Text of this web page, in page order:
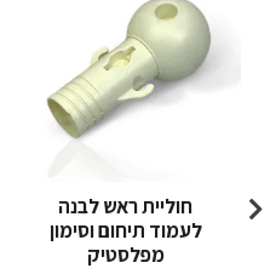
חוליית ראש לבנה
לעמוד תיחום וסימון
מפלסטיק